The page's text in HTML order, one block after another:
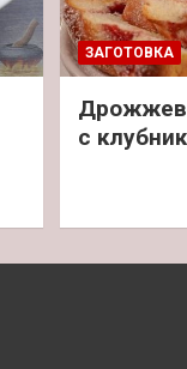
ЗАГОТОВКА
с